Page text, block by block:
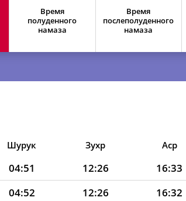
Время
полуденного
намаза
Время
послеполуденного
намаза
Шурук Зухр Аср
04:51 12:26 16:33
04:52 12:26 16:32